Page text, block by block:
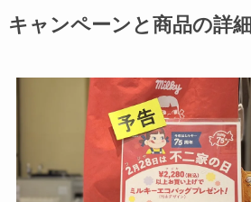
キャンペーンと商品の詳細